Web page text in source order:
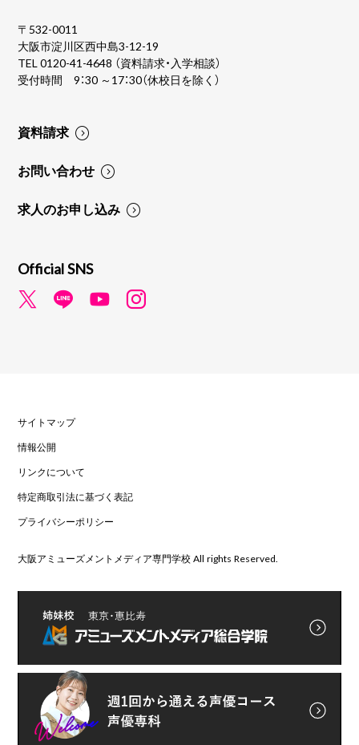
〒532-0011
大阪市淀川区西中島3-12-19
TEL0120-41-4648 （資料請求・入学相談）
受付時間 9：30 ～17：30（休校日を除く）
資料請求
お問い合わせ
求人のお申し込み
Official SNS
サイトマップ
情報公開
リンクについて
特定商取引法に基づく表記
プライバシーポリシー
大阪アミューズメントメディア専門学校 All rights Reserved.